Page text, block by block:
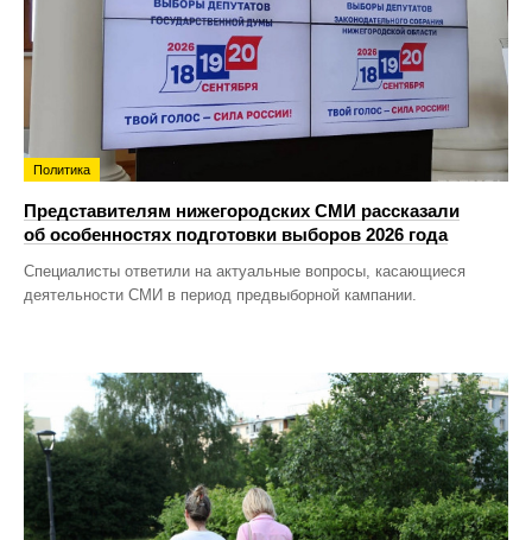
Политика
Представителям нижегородских СМИ рассказали
об особенностях подготовки выборов 2026 года
Специалисты ответили на актуальные вопросы, касающиеся
деятельности СМИ в период предвыборной кампании.